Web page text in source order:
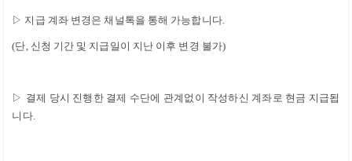
▷ 지급 계좌 변경은 채널톡을 통해 가능합니다.
(단, 신청 기간 및 지급일이 지난 이후 변경 불가)
▷ 결제 당시 진행한 결제 수단에 관계없이 작성하신 계좌로 현금 지급됩
니다.